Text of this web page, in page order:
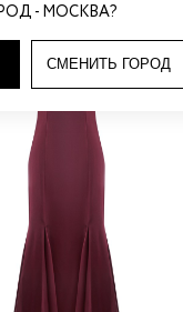
- МОСКВА?
СМЕНИТЬ ГОРОД